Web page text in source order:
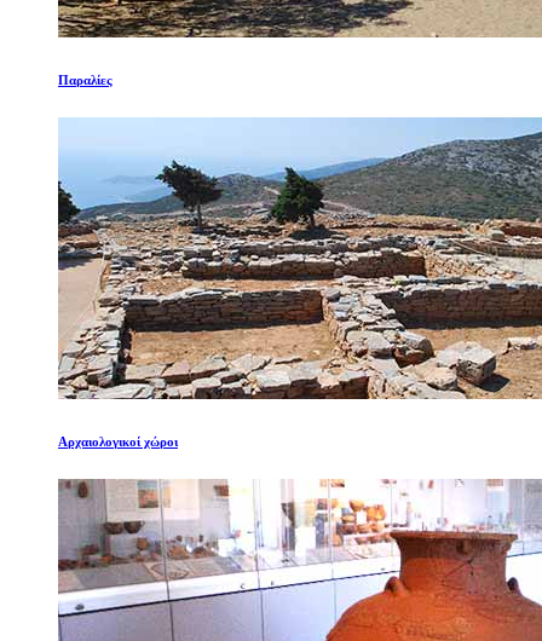
Παραλίες
Αρχαιολογικοί χώροι